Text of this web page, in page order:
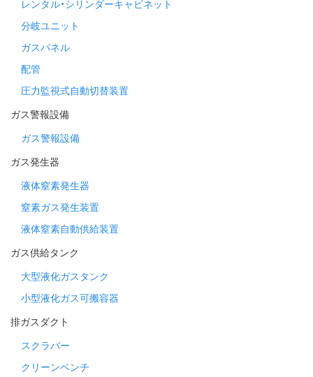
レンタル・シリンダーキャビネット
分岐ユニット
ガスパネル
配管
圧力監視式自動切替装置
ガス警報設備
ガス警報設備
ガス発生器
液体窒素発生器
窒素ガス発生装置
液体窒素自動供給装置
ガス供給タンク
大型液化ガスタンク
小型液化ガス可搬容器
排ガスダクト
スクラバー
クリーンベンチ